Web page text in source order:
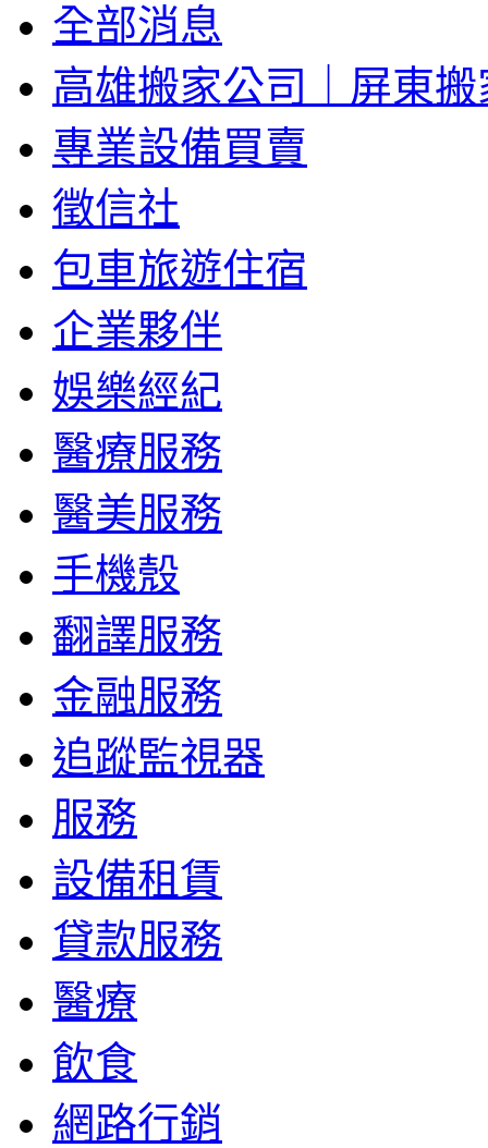
全部消息
高雄搬家公司｜屏東
專業設備買賣
徵信社
包車旅遊住宿
企業夥伴
娛樂經紀
醫療服務
醫美服務
手機殼
翻譯服務
金融服務
追蹤監視器
服務
設備租賃
貸款服務
醫療
飲食
網路行銷